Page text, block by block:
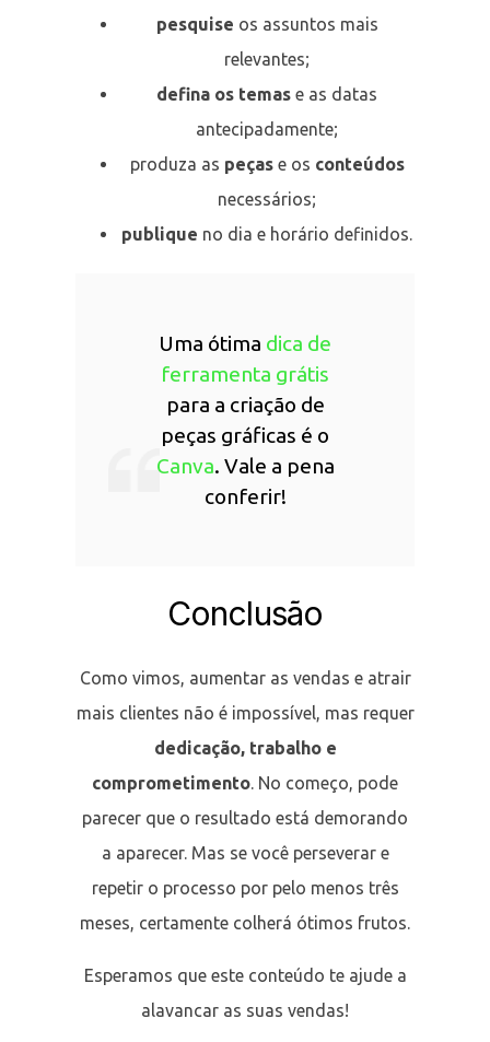
pesquise os assuntos mais
relevantes;
defina os temas e as datas
antecipadamente;
produza as peçase os conteúdos
necessários;
publique no dia e horário definidos.
Uma ótima dica de
ferramenta grátis
para a criação de
peças gráficas é o
Canva. Vale a pena
conferir!
Conclusão
Como vimos, aumentar as vendas e atrair
mais clientes não é impossível, mas requer
dedicação, trabalho e
comprometimento . No começo, pode
parecer que o resultado está demorando
a aparecer. Mas se você perseverar e
repetir o processo por pelo menos três
meses, certamente colherá ótimos frutos.
Esperamos que este conteúdo te ajude a
alavancar as suas vendas!